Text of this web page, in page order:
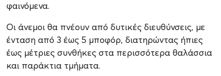
φαινόμενα.
Οι άνεμοι θα πνέουν από δυτικές διευθύνσεις, με
ένταση από 3 έως 5 μποφόρ, διατηρώντας ήπιες
έως μέτριες συνθήκες στα περισσότερα θαλάσσια
και παράκτια τμήματα.